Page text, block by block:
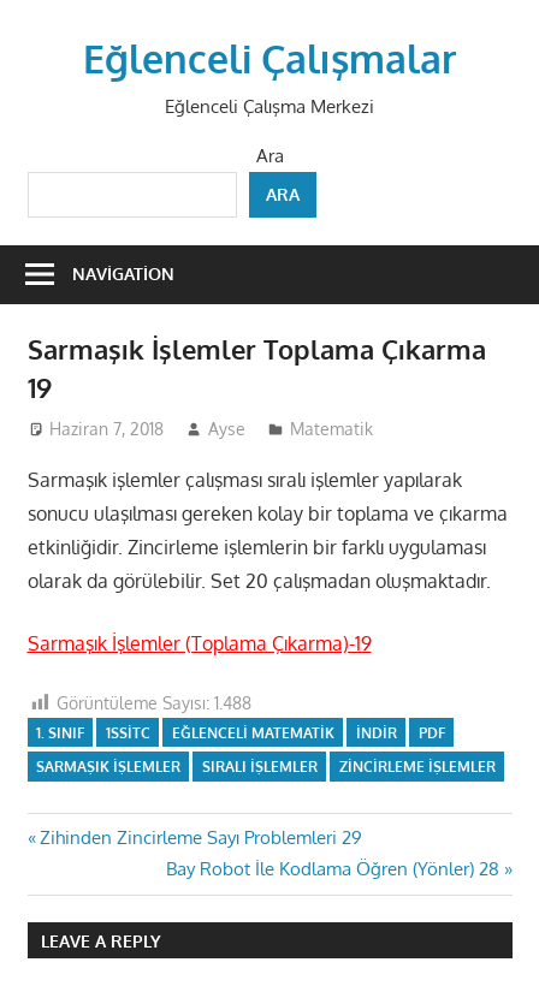
Eğlenceli Çalışmalar
Eğlenceli Çalışma Merkezi
Ara
ARA
NAVIGATION
Sarmaşık İşlemler Toplama Çıkarma
19
Haziran 7, 2018 Ayse Matematik
Sarmaşık işlemler çalışması sıralı işlemler yapılarak
sonucu ulaşılması gereken kolay bir toplama ve çıkarma
etkinliğidir. Zincirleme işlemlerin bir farklı uygulaması
olarak da görülebilir. Set 20 çalışmadan oluşmaktadır.
Sarmaşık İşlemler (Toplama Çıkarma)-19
Görüntüleme Sayısı: 1.488
1. SINIF 1SSITC EĞLENCELI MATEMATIK INDIR
PDF
SARMAŞIK IŞLEMLER
SIRALI IŞLEMLER ZINCIRLEME IŞLEMLER
Yazı
gezinmesi
Previous
Zihinden Zincirleme Sayı Problemleri 29
Next
Post:
Bay Robot İle Kodlama Öğren (Yönler) 28
LEAVE A REPLY